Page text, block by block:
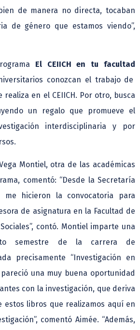
de manera no directa, tocaban
de género que estamos viendo”,
El CEIICH en tu facultad
conozcan el trabajo de
realiza en el CEIICH. Por otro, busca
un regalo que promueve el
interdisciplinaria y por
Montiel, otra de las académicas
comentó: “Desde la Secretaría
me hicieron la convocatoria para
de asignatura en la Facultad de
contó. Montiel imparte una
semestre de la carrera de
precisamente “Investigación en
pareció una muy buena oportunidad
con la investigación, que deriva
estos libros que realizamos aquí en
comentó Aimée. “Además,